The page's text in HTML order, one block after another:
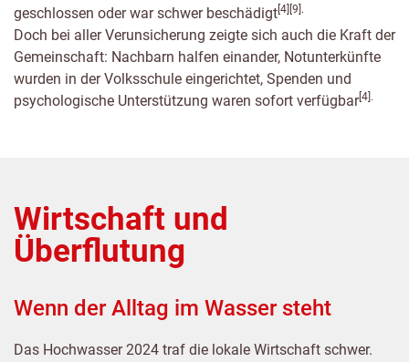
geschlossen oder war schwer beschädigt[4][9].
Doch bei aller Verunsicherung zeigte sich auch die Kraft der
Gemeinschaft: Nachbarn halfen einander, Notunterkünfte
wurden in der Volksschule eingerichtet, Spenden und
psychologische Unterstützung waren sofort verfügbar[4].
Wirtschaft und
Überflutung
Wenn der Alltag im Wasser steht
Das Hochwasser 2024 traf die lokale Wirtschaft schwer.